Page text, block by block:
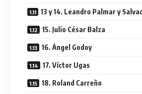
13 y 14. Leandro Palmar y
15. Julio César Balza
16. Ángel Godoy
17. Víctor Ugas
18. Roland Carreño